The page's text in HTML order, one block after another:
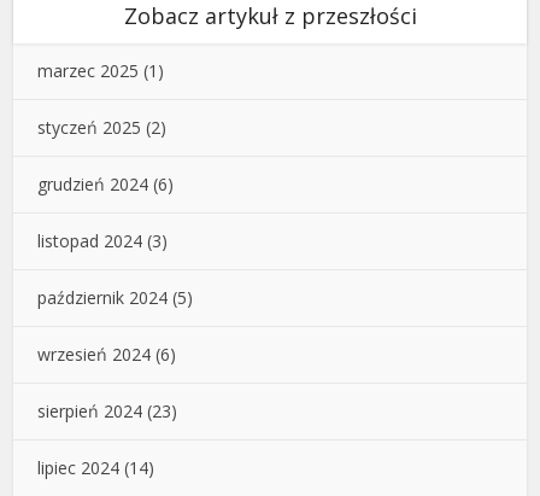
Zobacz artykuł z przeszłości
marzec 2025 (1)
styczeń 2025 (2)
grudzień 2024 (6)
listopad 2024 (3)
październik 2024 (5)
wrzesień 2024 (6)
sierpień 2024 (23)
lipiec 2024 (14)